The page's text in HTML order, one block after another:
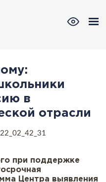
в
отрасли
при поддержке
Центра выявления